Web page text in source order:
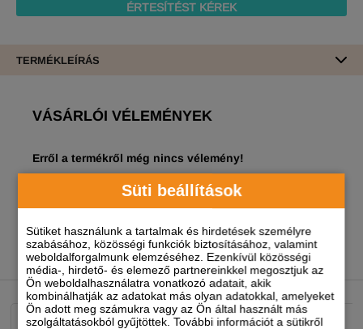
Süti beállítások
Sütiket használunk a tartalmak és hirdetések személyre
szabásához, közösségi funkciók biztosításához, valamint
weboldalforgalmunk elemzéséhez. Ezenkívül közösségi
média-, hirdető- és elemező partnereinkkel megosztjuk az
Ön weboldalhasználatra vonatkozó adatait, akik
kombinálhatják az adatokat más olyan adatokkal, amelyeket
Ön adott meg számukra vagy az Ön által használt más
szolgáltatásokból gyűjtöttek. További információt a sütikről
ÉRTESÍTÉST KÉREK
TERMÉKLEÍRÁS
VÁSÁRLÓI VÉLEMÉNYEK
Erről a termékről még nincs vélemény!
A termékhez akkor tudsz véleményt írni, ha
regisztrált és bejelentkezettfelhasználó vagy!
NEKED AJÁNLJUK